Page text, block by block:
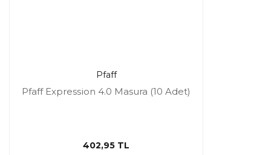
Pfaff
Pfaff Expression 4.0 Masura (10 Adet)
402,95 TL